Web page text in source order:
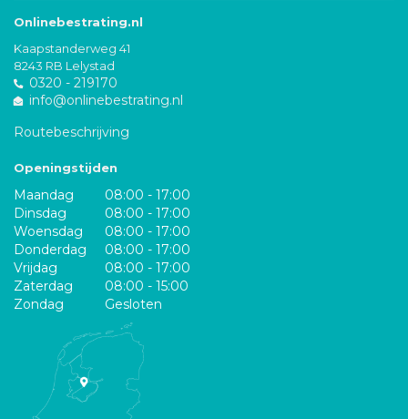
Onlinebestrating.nl
Kaapstanderweg 41
8243 RB Lelystad
0320 - 219170
info@onlinebestrating.nl
Routebeschrijving
Openingstijden
Maandag
08:00 - 17:00
Dinsdag
08:00 - 17:00
Woensdag
08:00 - 17:00
Donderdag
08:00 - 17:00
Vrijdag
08:00 - 17:00
Zaterdag
08:00 - 15:00
Zondag
Gesloten